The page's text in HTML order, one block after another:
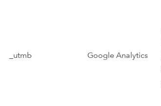
_utmb Google Analytics